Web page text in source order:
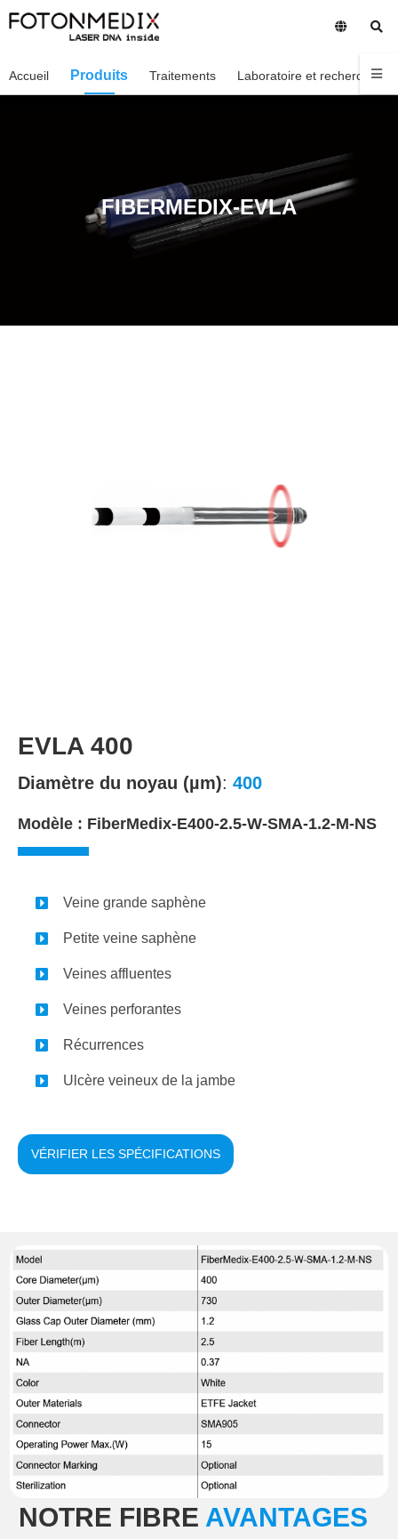
Accueil Produits Traitements Laboratoire et recherche
FIBERMEDIX-EVLA
EVLA 400
Diamètre du noyau (µm): 400
Modèle : FiberMedix-E400-2.5-W-SMA-1.2-M-NS
Veine grande saphène
Petite veine saphène
Veines affluentes
Veines perforantes
Récurrences
Ulcère veineux de la jambe
VÉRIFIER LES SPÉCIFICATIONS
NOTRE FIBRE AVANTAGES